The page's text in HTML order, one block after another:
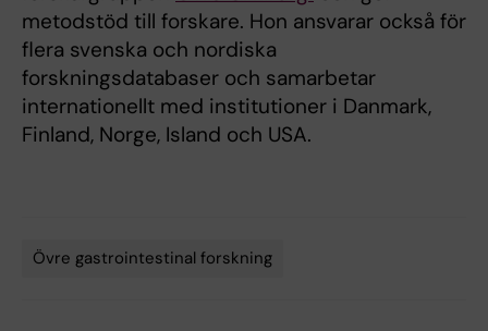
metodstöd till forskare. Hon ansvarar också för
flera svenska och nordiska
forskningsdatabaser och samarbetar
internationellt med institutioner i Danmark,
Finland, Norge, Island och USA.
Övre gastrointestinal forskning